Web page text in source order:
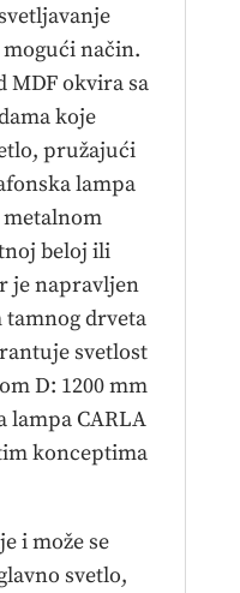
način.
MDF okvira sa
koje
pružajući
lampa
metalnom
beloj ili
je napravljen
tamnog drveta
svetlost
D: 1200 mm
lampa CARLA
konceptima
i može se
svetlo,